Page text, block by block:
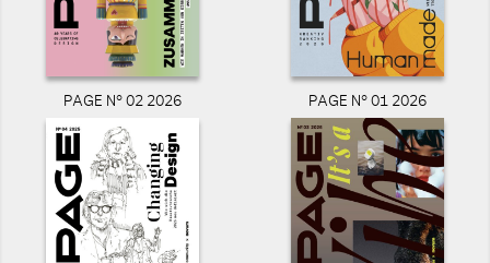
PAGE N° 02 2026 PAGE N° 01 2026